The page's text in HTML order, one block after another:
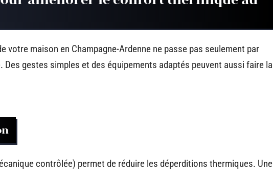
votre maison en Champagne-Ardenne ne passe pas seulement par
Des gestes simples et des équipements adaptés peuvent aussi faire la
contrôlée) permet de réduire les déperditions thermiques. Une